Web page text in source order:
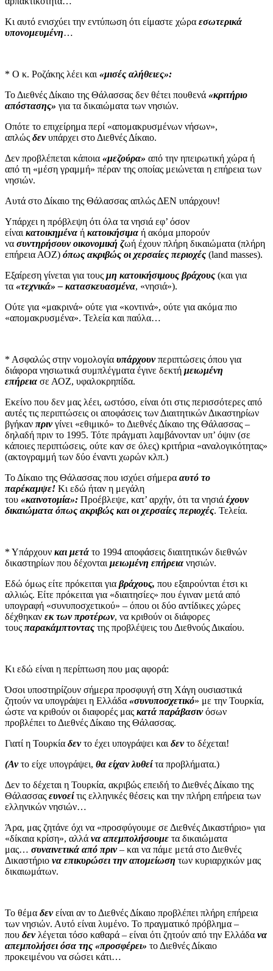
Κι αυτό ενισχύει την εντύπωση ότι είμαστε χώρα εσωτερικά
υπονομευμένη…
* Ο κ. Ροζάκης λέει και «μισές αλήθειες»:
Το Διεθνές Δίκαιο της Θάλασσας δεν θέτει πουθενά «κριτήριο
απόστασης» για τα δικαιώματα των νησιών.
Οπότε το επιχείρημα περί «απομακρυσμένων νήσων»,
απλώς δενυπάρχει στο Διεθνές Δίκαιο.
Δεν προβλέπεται κάποια «μεζούρα» από την ηπειρωτική χώρα ή
από τη «μέση γραμμή» πέραν της οποίας μειώνεται η επήρεια των
νησιών.
Αυτά στο Δίκαιο της Θάλασσας απλώς ΔΕΝ υπάρχουν!
Υπάρχει η πρόβλεψη ότι όλα τα νησιά εφ’ όσον
είναι κατοικημένα ή κατοικήσιμα ή ακόμα μπορούν
να συντηρήσουν οικονομική ζωή έχουν πλήρη δικαιώματα (πλήρη
επήρεια ΑΟΖ) όπως ακριβώς οι χερσαίες περιοχές (land masses).
Εξαίρεση γίνεται για τους μη κατοικήσιμους βράχους (και για
τα «τεχνικά» – κατασκευασμένα, «νησιά»).
Ούτε για «μακρινά» ούτε για «κοντινά», ούτε για ακόμα πιο
«απομακρυσμένα». Τελεία και παύλα…
* Ασφαλώς στην νομολογία υπάρχουνπεριπτώσεις όπου για
διάφορα νησιωτικά συμπλέγματα έγινε δεκτή μειωμένη
επήρεια σε ΑΟΖ, υφαλοκρηπίδα.
Εκείνο που δεν μας λέει, ωστόσο, είναι ότι στις περισσότερες από
αυτές τις περιπτώσεις οι αποφάσεις των Διαιτητικών Δικαστηρίων
βγήκαν πρινγίνει «εθιμικό» το Διεθνές Δίκαιο της Θάλασσας –
δηλαδή πριν το 1995. Τότε πράγματι λαμβάνονταν υπ’ όψιν (σε
κάποιες περιπτώσεις, ούτε καν σε όλες) κριτήρια «αναλογικότητας»
(ακτογραμμή των δύο έναντι χωρών κλπ.)
Το Δίκαιο της Θάλασσας που ισχύει σήμερα αυτό το
παρέκαμψε! Κι εδώ ήταν η μεγάλη
του «καινοτομία»: Προέβλεψε, κατ’ αρχήν, ότι τα νησιά έχουν
δικαιώματα όπως ακριβώς και οι χερσαίες περιοχές. Τελεία.
* Υπάρχουν και μετά το 1994 αποφάσεις διαιτητικών διεθνών
δικαστηρίων που δέχονται μειωμένη επήρεια νησιών.
Εδώ όμως είτε πρόκειται για βράχους, που εξαιρούνται έτσι κι
αλλιώς. Είτε πρόκειται για «διαιτησίες» που έγιναν μετά από
υπογραφή «συνυποσχετικού» – όπου οι δύο αντίδικες χώρες
δέχθηκαν εκ των προτέρων, να κριθούν οι διάφορες
τους παρακάμπτοντας της προβλέψεις του Διεθνούς Δικαίου.
Κι εδώ είναι η περίπτωση που μας αφορά:
Όσοι υποστηρίζουν σήμερα προσφυγή στη Χάγη ουσιαστικά
ζητούν να υπογράψει η Ελλάδα «συνυποσχετικό» με την Τουρκία,
ώστε να κριθούν οι διαφορές μας κατά παράβασινόσων
προβλέπει το Διεθνές Δίκαιο της Θάλασσας.
Γιατί η Τουρκία δεντο έχει υπογράψει και δεντο δέχεται!
(Αντο είχε υπογράψει, θα είχαν λυθείτα προβλήματα.)
Δεν το δέχεται η Τουρκία, ακριβώς επειδή το Διεθνές Δίκαιο της
Θάλασσας ευνοείτις ελληνικές θέσεις και την πλήρη επήρεια των
ελληνικών νησιών…
Άρα, μας ζητάνε όχι να «προσφύγουμε σε Διεθνές Δικαστήριο» για
«δίκαια κρίση», αλλά να απεμπολήσουμε τα δικαιώματα
μας… συναινετικά από πριν– και να πάμε μετά στο Διεθνές
Δικαστήριο να επικυρώσει την απομείωση των κυριαρχικών μας
δικαιωμάτων.
Το θέμα δενείναι αν το Διεθνές Δίκαιο προβλέπει πλήρη επήρεια
των νησιών. Αυτό είναι λυμένο. Το πραγματικό πρόβλημα –
που δενλέγεται τόσο καθαρά – είναι ότι ζητούν από την Ελλάδα να
απεμπολήσει όσα της «προσφέρει» το Διεθνές Δίκαιο
προκειμένου να σώσει κάτι…